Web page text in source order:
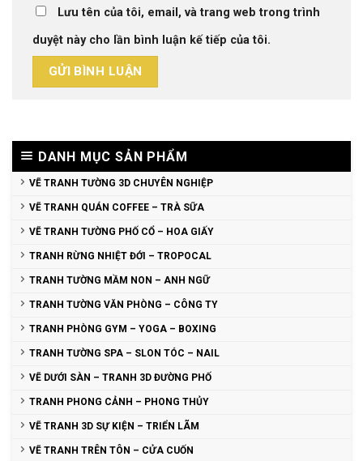
Lưu tên của tôi, email, và trang web trong trình
duyệt này cho lần bình luận kế tiếp của tôi.
DANH MỤC SẢN PHẨM
VẼ TRANH TƯỜNG 3D CHUYÊN NGHIỆP
VẼ TRANH QUÁN COFFEE – TRÀ SỮA
VẼ TRANH TƯỜNG PHỐ CỔ – HOA GIẤY
TRANH RỪNG NHIỆT ĐỚI – TROPOCAL
TRANH TƯỜNG MẦM NON – ANH NGỮ
TRANH TƯỜNG VĂN PHÒNG – CÔNG TY
TRANH PHÒNG GYM – YOGA – BOXING
TRANH TƯỜNG SPA – SLON TÓC – NAIL
VẼ DƯỚI SÀN – TRANH 3D ĐƯỜNG PHỐ
TRANH PHONG CẢNH – PHONG THỦY
VẼ TRANH 3D SỰ KIỆN – TRIỂN LÃM
VẼ TRANH TRÊN TÔN – CỬA CUỐN